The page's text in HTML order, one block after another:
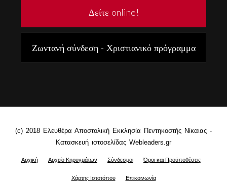
Δείτε online!
Ζωντανή σύνδεση - Χριστιανικό πρόγραμμα
(c) 2018 Ελευθέρα Αποστολική Εκκλησία Πεντηκοστής Νίκαιας -
Κατασκευή ιστοσελίδας Webleaders.gr
Αρχική Αρχείο Κηρυγμάτων Σύνδεσμοι Όροι και Προϋποθέσεις
Χάρτης Ιστοτόπου Επικοινωνία